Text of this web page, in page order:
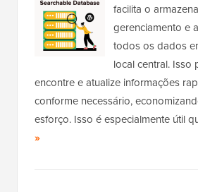
facilita o
gerenciamento e
todos os dados
local central. Isso
encontre e atualize informações
conforme necessário,
esforço. Isso é especialmente útil
»